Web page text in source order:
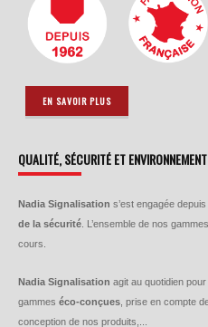
EN SAVOIR PLUS
QUALITÉ, SÉCURITÉ ET ENVIRONNEMENT
Nadia Signalisation s’est engagée
de la sécurité . L’ensemble de nos
cours.
Nadia Signalisation agit au quotidien
gammes éco-conçues , prise en compte
conception de nos produits,...